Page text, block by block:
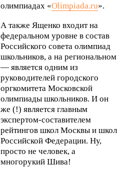
олимпиадах «Olimpiada.ru».
А также Ященко входит на
федеральном уровне в состав
Российского совета олимпиад
школьников, а на региональном
— является одним из
руководителей городского
оргкомитета Московской
олимпиады школьников. И он
же (!) является главным
экспертом-составителем
рейтингов школ Москвы и школ
Российской Федерации. Ну,
просто не человек, а
многорукий Шива!